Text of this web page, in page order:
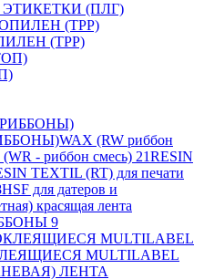
(ПЛГ)
(TPP)
WAX (RW риббон
- риббон смесь) 21RESIN
TEXTIL (RT) для печати
HSF для датеров и
красящая лента
9
MULTILABEL